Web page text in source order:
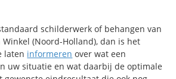
schilderwerk of behangen van
(Noord-Holland), dan is het
laten informeren over wat een
uw situatie en wat daarbij de optimale